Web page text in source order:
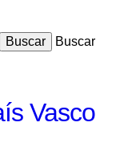
Buscar
Vasco